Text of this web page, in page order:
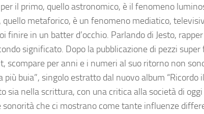
il primo, quello astronomico, è il fenomeno
metaforico, è un fenomeno mediatico,
finire in un batter d’occhio. Parlando di Jesto,
significato. Dopo la pubblicazione di pezzi super
scompare per anni e i numeri al suo ritorno non
buia”, singolo estratto dal nuovo album “Ricordo il
sia nella scrittura, con una critica alla società di oggi
che ci mostrano come tante influenze